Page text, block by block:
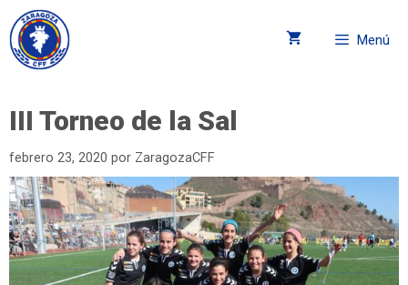
Menú
III Torneo de la Sal
febrero 23, 2020 por ZaragozaCFF